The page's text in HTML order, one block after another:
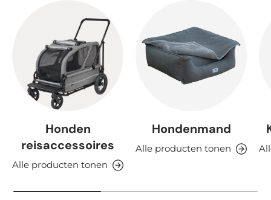
Honden
reisaccessoires
Alle producten tonen
Hondenmand
Alle producten tonen